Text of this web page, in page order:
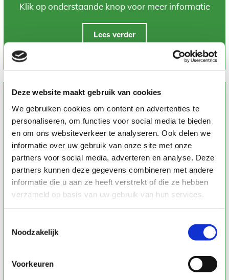
Deze website maakt gebruik van cookies
We gebruiken cookies om content en advertenties te
personaliseren, om functies voor social media te bieden
en om ons websiteverkeer te analyseren. Ook delen we
informatie over uw gebruik van onze site met onze
partners voor social media, adverteren en analyse. Deze
partners kunnen deze gegevens combineren met andere
informatie die u aan ze heeft verstrekt of die ze hebben
verzameld op basis van uw gebruik van hun services.
Noodzakelijk
Voorkeuren
Klik op onderstaande knop voor meer informatie
Lees verder
Aura/chakrahealing